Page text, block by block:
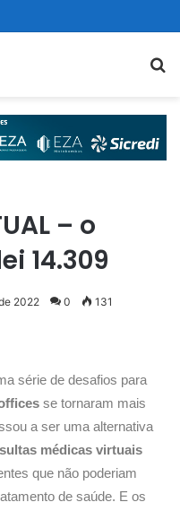
– o
14.309
2022 0 131
série de desafios para
se tornaram mais
a ser uma alternativa
médicas virtuais
que não poderiam
de saúde. E os